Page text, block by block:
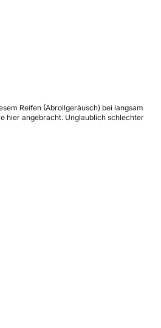
Reifen (Abrollgeräusch) bei langsam
hier angebracht. Unglaublich schlechter